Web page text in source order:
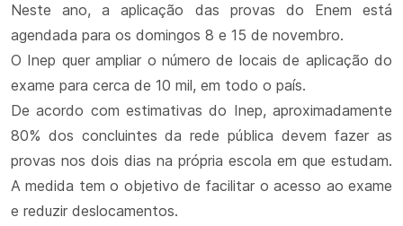
Neste ano, a aplicação das provas do Enem está
agendada para os domingos 8 e 15 de novembro.
O Inep quer ampliar o número de locais de aplicação do
exame para cerca de 10 mil, em todo o país.
De acordo com estimativas do Inep, aproximadamente
80% dos concluintes da rede pública devem fazer as
provas nos dois dias na própria escola em que estudam.
A medida tem o objetivo de facilitar o acesso ao exame
e reduzir deslocamentos.